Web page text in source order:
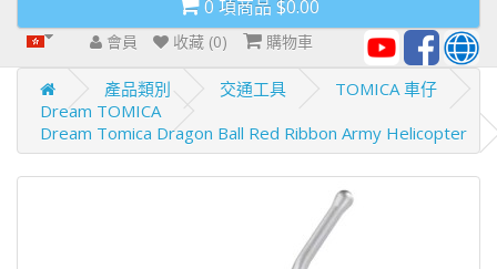
欄
0 項商品 $0.00
會員 收藏 (0) 購物車
產品類別 交通工具
TOMICA 車仔
Dream TOMICA
Dream Tomica Dragon Ball Red Ribbon Army Helicopter